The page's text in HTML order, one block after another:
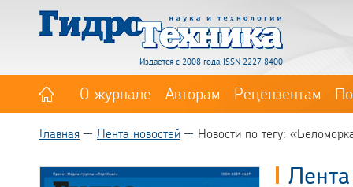
Издается с 2008 года. ISSN 2227-8400
О журнале Авторам Рецензентам
Главная Лента новостей Новости по тегу: